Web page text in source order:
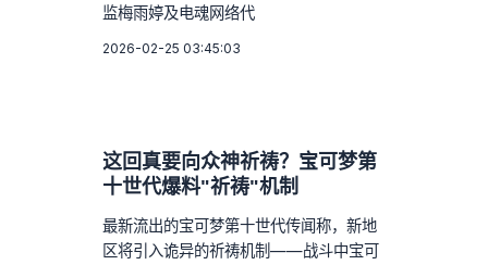
监梅雨婷及电魂网络代
2026-02-25 03:45:03
这回真要向众神祈祷？宝可梦第
十世代爆料"祈祷"机制
最新流出的宝可梦第十世代传闻称，新地
区将引入诡异的祈祷机制——战斗中宝可